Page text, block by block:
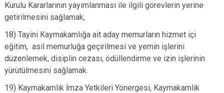
Kurulu Kararlarının yayımlanması ile ilgili görevlerin yerine
getirilmesini sağlamak,
18) Tayini Kaymakamlığa ait aday memurların hizmet içi
eğitim, asil memurluğa geçirilmesi ve yemin işlerini
düzenlemek, disiplin cezası, ödüllendirme ve izin işlerinin
yürütülmesini sağlamak.
19) Kaymakamlık İmza Yetkileri Yönergesi, Kaymakamlık